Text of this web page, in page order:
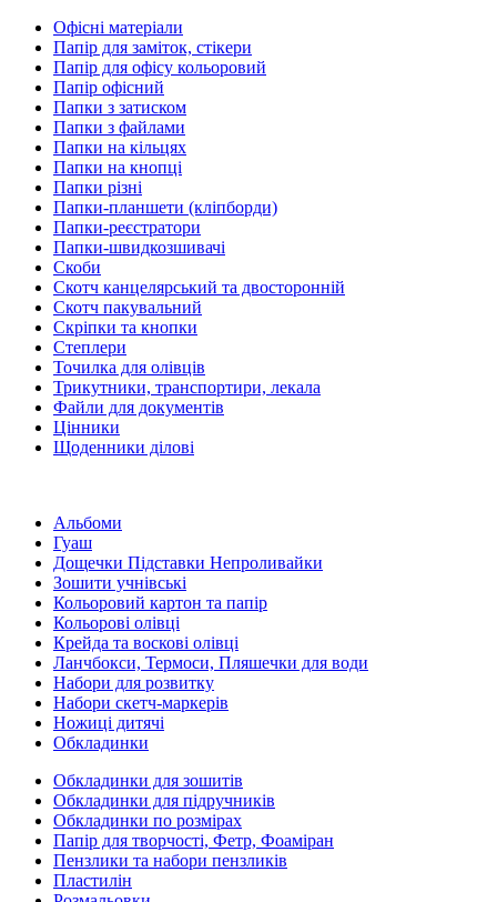
Офісні матеріали
Папір для заміток, стікери
Папір для офісу кольоровий
Папір офісний
Папки з затиском
Папки з файлами
Папки на кільцях
Папки на кнопці
Папки різні
Папки-планшети (кліпборди)
Папки-реєстратори
Папки-швидкозшивачі
Скоби
Скотч канцелярський та двосторонній
Скотч пакувальний
Скріпки та кнопки
Степлери
Точилка для олівців
Трикутники, транспортири, лекала
Файли для документів
Цінники
Щоденники ділові
Альбоми
Гуаш
Дощечки Підставки Непроливайки
Зошити учнівські
Кольоровий картон та папір
Кольорові олівці
Крейда та воскові олівці
Ланчбокси, Термоси, Пляшечки для води
Набори для розвитку
Набори скетч-маркерів
Ножиці дитячі
Обкладинки
Обкладинки для зошитів
Обкладинки для підручників
Обкладинки по розмірах
Папір для творчості, Фетр, Фоаміран
Пензлики та набори пензликів
Пластилін